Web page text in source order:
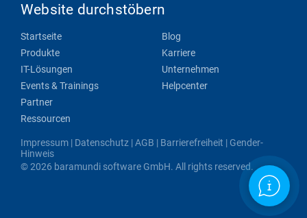
Website durchstöbern
Startseite
Produkte
IT-Lösungen
Events & Trainings
Partner
Ressourcen
Blog
Karriere
Unternehmen
Helpcenter
Impressum | Datenschutz |AGB | Barrierefreiheit | Gender-
Hinweis
© 2026 baramundi software GmbH. All rights reserved.